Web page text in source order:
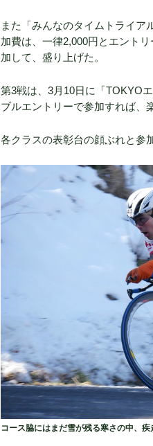
また「みんなのタイムトライア
加費は、一律2,000円とエント
加して、盛り上げた。
第3戦は、3月10日に「TOKYO
ブルエントリーで参加すれば、
各クラスの表彰台の顔ぶれと参
コース脇にはまだ雪が残る寒さの中、